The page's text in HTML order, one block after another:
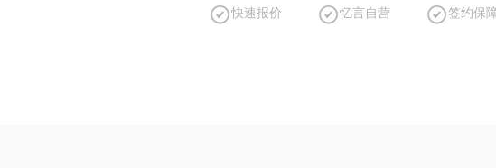
快速报价 忆言自营 签约保